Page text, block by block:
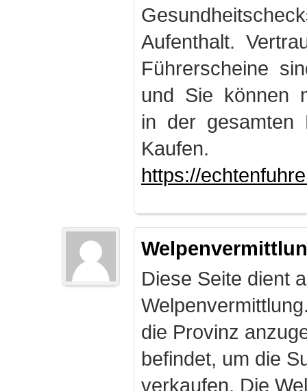
Aufenthalt.
Führerscheine
und Sie können
in der gesamten
Kaufen.
https://
Diese Seite dient
die Provinz
befindet, um die
verkaufen. Die